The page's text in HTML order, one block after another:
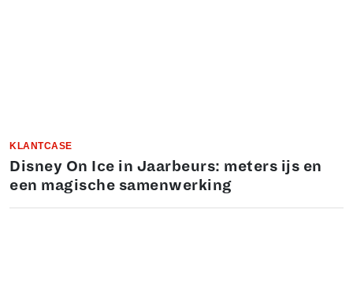
KLANTCASE
Disney On Ice in Jaarbeurs: meters ijs en
een magische samenwerking